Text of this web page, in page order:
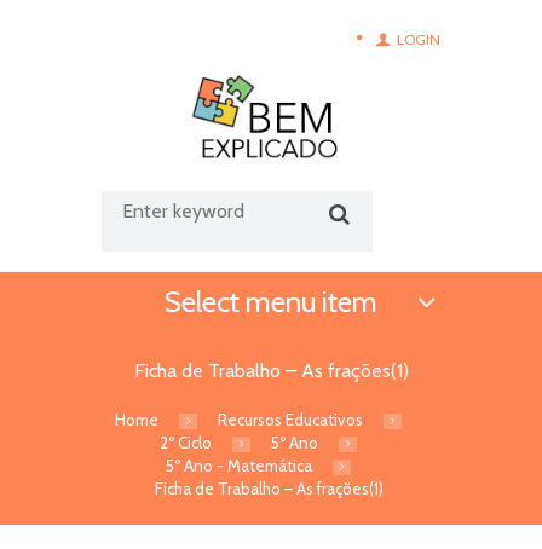
LOGIN
Select menu item
Ficha de Trabalho – As frações(1)
Home
Recursos Educativos
2º Ciclo
5º Ano
5º Ano - Matemática
Ficha de Trabalho – As frações(1)